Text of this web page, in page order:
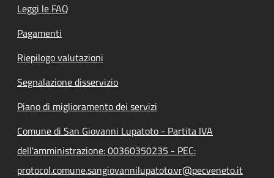
Leggi le FAQ
Pagamenti
Riepilogo valutazioni
Segnalazione disservizio
Piano di miglioramento dei servizi
Comune di San Giovanni Lupatoto - Partita IVA
dell'amministrazione: 00360350235 - PEC:
protocol.comune.sangiovannilupatoto.vr@pecveneto.it